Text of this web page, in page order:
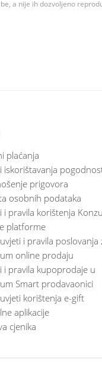
a nije ih dozvoljeno
plaćanja
iskorištavanja
prigovora
osobnih podataka
i pravila korištenja
platforme
i pravila poslovanja
online prodaju
i pravila kupoprodaje u
Smart prodavaonici
korištenja e-gift
aplikacije
cjenika